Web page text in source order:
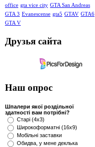
office gta vice city GTA San Andreas
GTA 3 Evanescense gta5 GTAV GTA6
GTA V
Друзья сайта
Наш опрос
Шпалери якої роздільної
здатності вам потрібні?
Старі (4x3)
Широкоформатні (16x9)
Мобільні заставки
Обидва, у мене деклька